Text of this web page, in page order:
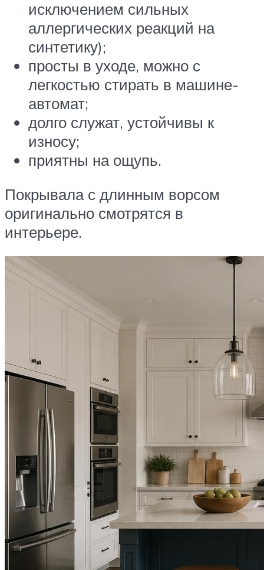
исключением сильных
аллергических реакций на
синтетику);
просты в уходе, можно с
легкостью стирать в машине-
автомат;
долго служат, устойчивы к
износу;
приятны на ощупь.
Покрывала с длинным ворсом
оригинально смотрятся в
интерьере.